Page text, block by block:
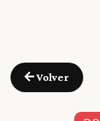
Volver